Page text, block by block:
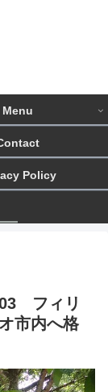
Menu
Policy
03 フィリ
市内へ格